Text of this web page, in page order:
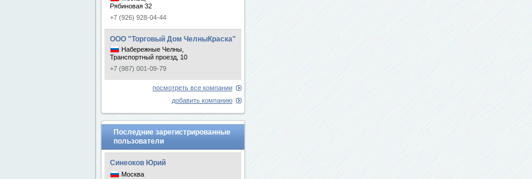
Рябиновая 32
+7 (926) 928-04-44
ООО "Торговый Дом ЧелныКраска"
Набережные Челны,
Транспортный проезд, 10
+7 (987) 001-09-79
посмотреть все компании
добавить компанию
Последние зарегистрированные
пользователи
Синеоков Юрий
Москва